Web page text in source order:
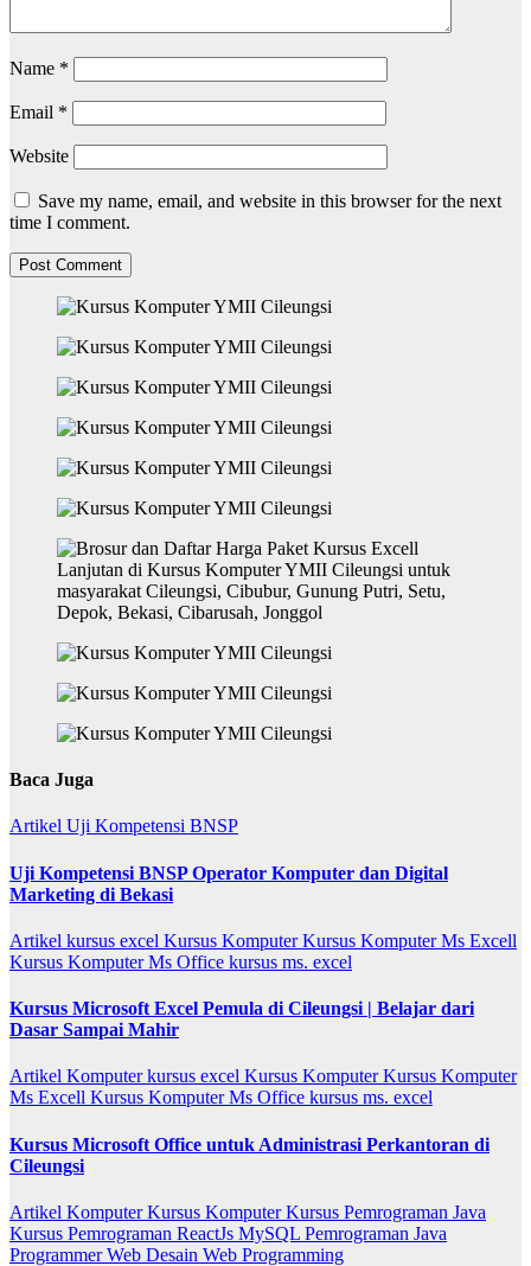
Name *
Email *
Website
Save my name, email, and website in this browser for the next
time I comment.
Baca Juga
Artikel Uji Kompetensi BNSP
Uji Kompetensi BNSP Operator Komputer dan Digital
Marketing di Bekasi
Artikel kursus excel Kursus KomputerKursus Komputer Ms Excell
Kursus Komputer Ms Office kursus ms. excel
Kursus Microsoft Excel Pemula di Cileungsi | Belajar dari
Dasar Sampai Mahir
Artikel Komputerkursus excel Kursus KomputerKursus Komputer
Ms Excell Kursus Komputer Ms Office kursus ms. excel
Kursus Microsoft Office untuk Administrasi Perkantoran di
Cileungsi
Artikel KomputerKursus KomputerKursus Pemrograman Java
Kursus Pemrograman ReactJs MySQL Pemrograman Java
ProgrammerWeb Desain Web Programming